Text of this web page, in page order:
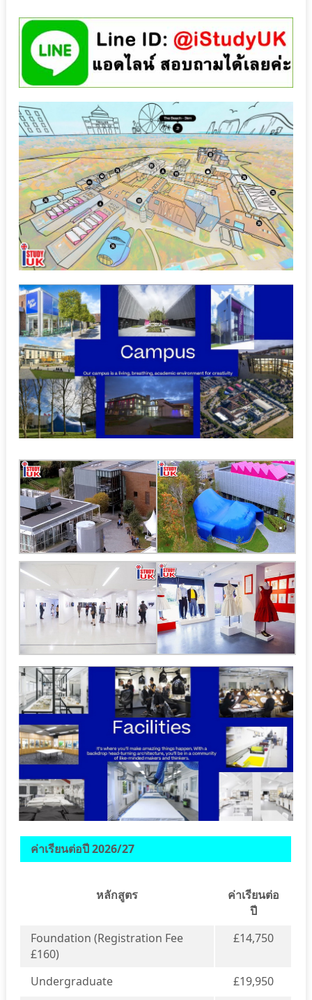
ค่าเรียนต่อปี 2026/27
หลักสูตร
ค่าเรียนต่อ
ปี
Foundation (Registration Fee
£160)
£14,750
Undergraduate
£19,950